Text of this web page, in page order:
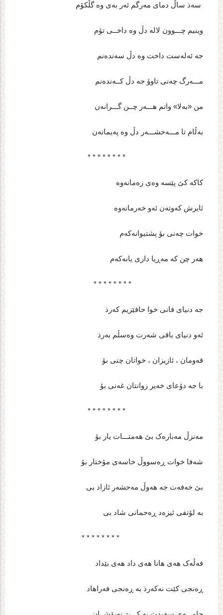
سه‌ذ ساڵ دمای مه‌رگم ئه‌ر به‌ی وه‌ گڵکۆم
وینیم چـــوون لاله‌ دڵ وه‌ داخــی تۆم
جه‌ ئه‌له‌ست داخت وه‌ دڵ سه‌نده‌نم
مـــه‌رگ چه‌نی تاوۆ جه‌ دڵ کــه‌نده‌نم
من «به‌لا» واتم هـــه‌ر چــن گـــرانه‌ن
به‌ڵام تا مـــه‌حشـــه‌ر دڵ وه‌ په‌یمانه‌ن
* * * * * * * *
کاکه‌ کێ پێسه‌ وه‌ی زه‌مانه‌وه‌
ئایرش که‌وته‌ن ئه‌و خه‌رمانه‌وه‌
خوات چه‌نی بۆ پشتیوانه‌که‌م
هه‌ر چن که‌ مه‌ڕیا داری یانه‌که‌م
* * * * * * * *
جه‌ دنیای فانی خوا حافێزیم که‌رذ
ئه‌و دنیای باقی شه‌رت وه‌سڵم به‌رذ
قه‌ومان ، ئازیزان ، خواتان چنی بۆ
با جه‌ دۆعای خه‌یر زوانتان غه‌نی بۆ
* * * * * * * *
مه‌نزڵ مه‌باره‌ک بێ هه‌متـــات یار بۆ
شه‌فا خوات ڕه‌سووڵ خاسه‌ی مۆختار بۆ
بێ خه‌فه‌ت جه‌ هه‌وڵ مه‌حشه‌ر ئازاد بی
به‌ لۆتفی ئیزه‌د ڕه‌حمانی شاد بی
* * * * * * * *
فه‌ڵه‌ک هه‌ی هانا هه‌ی داد هه‌ی بێداد
ڕه‌نجی کێت نه‌که‌رذ به‌ ڕه‌نجی فه‌راهاد